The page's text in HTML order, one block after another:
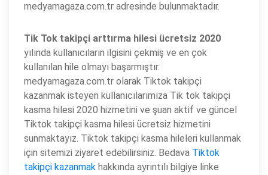
medyamagaza.com.tr adresinde bulunmaktadır.
Tik Tok takipçi arttırma hilesi ücretsiz 2020
yılında kullanıcıların ilgisini çekmiş ve en çok
kullanılan hile olmayı başarmıştır.
medyamagaza.com.tr olarak Tiktok takipçi
kazanmak isteyen kullanıcılarımıza Tik tok takipçi
kasma hilesi 2020 hizmetini ve şuan aktif ve güncel
Tiktok takipçi kasma hilesi ücretsiz hizmetini
sunmaktayız. Tiktok takipçi kasma hileleri kullanmak
için sitemizi ziyaret edebilirsiniz. Bedava Tiktok
takipçi kazanmak hakkında ayrıntılı bilgiye linke